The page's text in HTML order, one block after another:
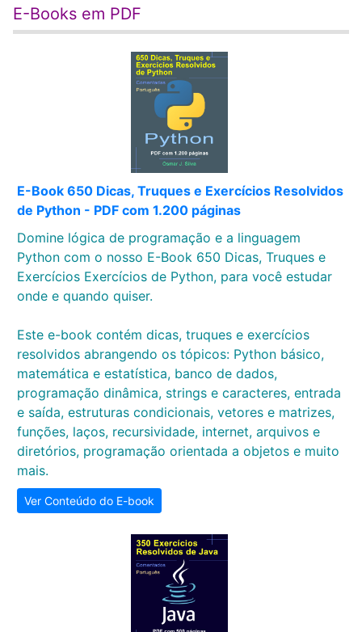
E-Books em PDF
E-Book 650 Dicas, Truques e Exercícios Resolvidos
de Python - PDF com 1.200 páginas
Domine lógica de programação e a linguagem
Python com o nosso E-Book 650 Dicas, Truques e
Exercícios Exercícios de Python, para você estudar
onde e quando quiser.
Este e-book contém dicas, truques e exercícios
resolvidos abrangendo os tópicos: Python básico,
matemática e estatística, banco de dados,
programação dinâmica, strings e caracteres, entrada
e saída, estruturas condicionais, vetores e matrizes,
funções, laços, recursividade, internet, arquivos e
diretórios, programação orientada a objetos e muito
mais.
Ver Conteúdo do E-book